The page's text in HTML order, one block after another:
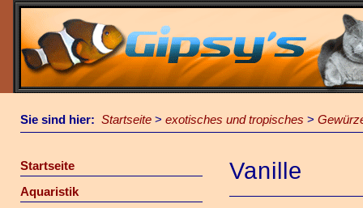
Sie sind hier: Startseite > exotisches und tropisches >
Startseite
Aquaristik
Vanille